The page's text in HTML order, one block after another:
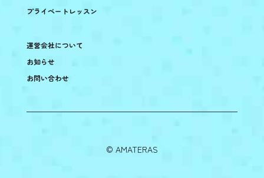
プライベートレッスン
運営会社について
お知らせ
お問い合わせ
©︎ AMATERAS